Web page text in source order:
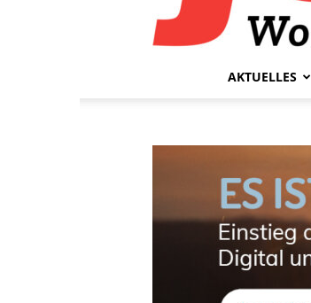
AKTUELLES